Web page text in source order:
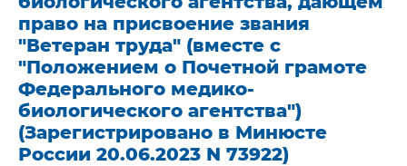
право на присвоение звания
"Ветеран труда" (вместе с
"Положением о Почетной грамоте
Федерального медико-
биологического агентства")
(Зарегистрировано в Минюсте
России 20.06.2023 N 73922)